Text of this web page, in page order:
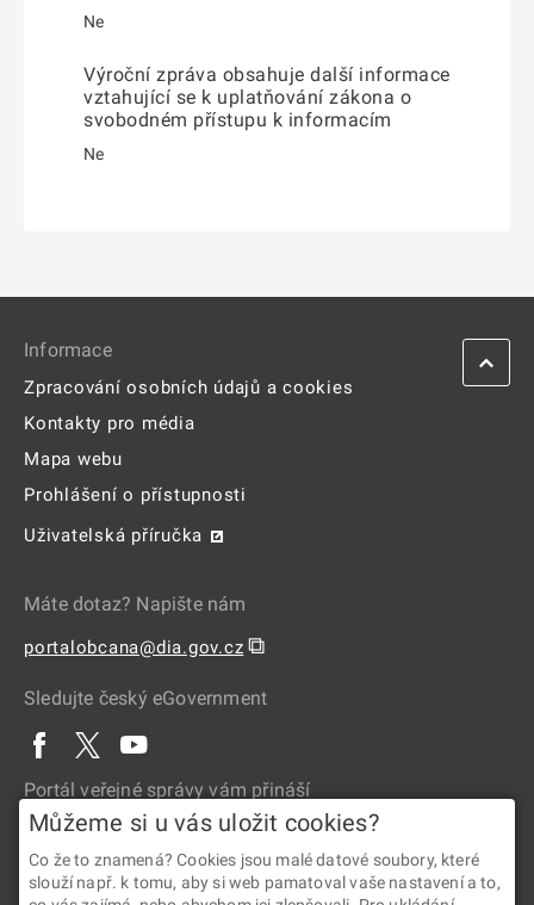
Ne
Výroční zpráva obsahuje další informace
vztahující se k uplatňování zákona o
svobodném přístupu k informacím
Ne
Informace
Zpracování osobních údajů a cookies
Kontakty pro média
Mapa webu
Prohlášení o přístupnosti
Uživatelská příručka
Máte dotaz? Napište nám
portalobcana@dia.gov.cz ⧉
Sledujte český eGovernment
Portál veřejné správy vám přináší
Můžeme si u vás uložit cookies?
Co že to znamená? Cookies jsou malé datové soubory, které
slouží např. k tomu, aby si web pamatoval vaše nastavení a to,